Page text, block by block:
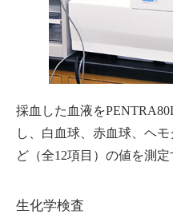
採血した血液を
し、白血球、赤血球、ヘ
ど（全12項目）の値を測定
生化学検査